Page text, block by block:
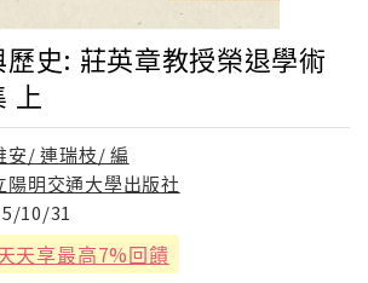
史: 莊英章教授榮退學術
上
安/ 連瑞枝/ 編
陽明交通大學出版社
10/31
天享最高7%回饋